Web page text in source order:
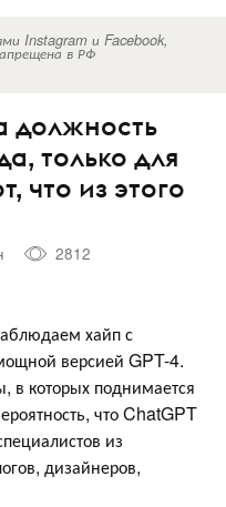
Instagram и Facebook,
в РФ
должность
только для
что из этого
2812
хайп с
версией GPT-4.
которых поднимается
что ChatGPT
из
дизайнеров,